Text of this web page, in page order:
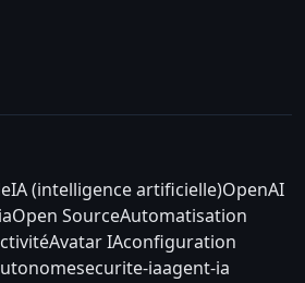
IA (intelligence artificielle)OpenAI
Open SourceAutomatisation
Avatar IAconfiguration
securite-iaagent-ia